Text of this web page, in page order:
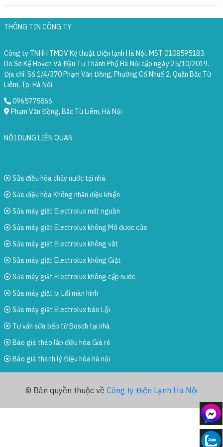
THÔNG TIN CÔNG TY
Công ty TNHH TMDV Kỹ thuật Điện lạnh Hà Nội. MST 0108595183.
Do Sở Kế Hoạch Và Đầu Tư Thành Phố Hà Nội cấp ngày 25/10/2019.
Địa chỉ: Số 1/4/370 Phạm Văn Đồng, Phường Cổ Nhuế 2, Quận Bắc Từ
Liêm, Tp. Hà Nội.
0965775866
Phạm Văn Đồng, Bắc Từ Liêm, Hà Nội
NỘI DUNG LIÊN QUAN
Sửa điều hòa chảy nước tại nhà
Sửa điều hòa Không nhận điều khiển
Sửa máy giặt Electrolux mất nguồn
Sửa máy giặt Electrolux không Mở được cửa
Sửa máy giặt Electrolux không vắt
Sửa máy giặt Electrolux không Giặt
Sửa máy giặt Electrolux không cấp nước
Sửa máy giặt bị Lỗi màn hình
Sửa máy giặt Electrolux báo Lỗi
Tư vấn sửa bếp từ Bosch tại nhà
Báo giá tháo lắp điều hòa Giá rẻ
Báo giá thanh lý Điều hòa hà nội
© Bản quyền thuộc về Công ty Điện Lạnh Hà Nội